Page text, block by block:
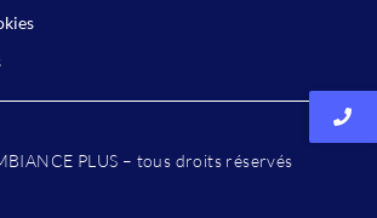
PLUS – tous droits réservés